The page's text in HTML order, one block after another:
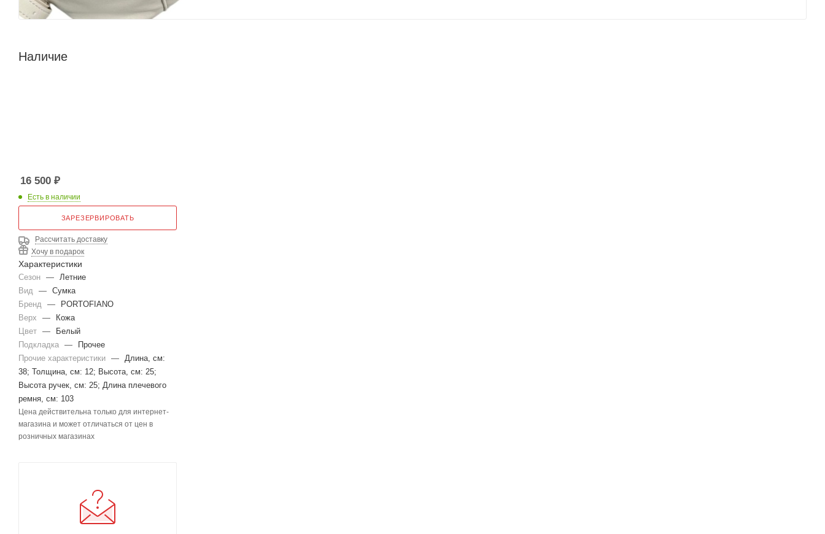
Наличие
16 500 ₽
Есть в наличии
ЗАРЕЗЕРВИРОВАТЬ
Рассчитать доставку
Хочу в подарок
Характеристики
Сезон — Летние
Вид — Сумка
Бренд —
PORTOFIANO
Верх
—
Кожа
Цвет —
Белый
Подкладка —
Прочее
Прочие характеристики — Длина, см:
38; Толщина, см: 12; Высота, см: 25;
Высота ручек, см: 25; Длина плечевого
ремня, см: 103
Цена действительна только для интернет-
магазина и может отличаться от цен в
розничных магазинах